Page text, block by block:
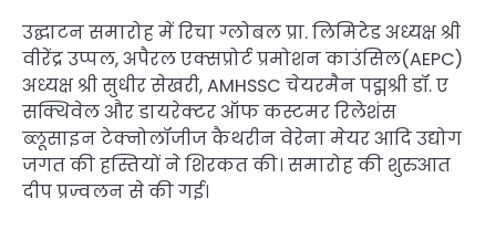
उद्घाटन समारोह में रिचा ग्लोबल प्रा. लिमिटेड अध्यक्ष श्री
वीरेंद्र उप्पल, अपैरल एक्सप्रोर्ट प्रमोशन काउंसिल(AEPC)
अध्यक्ष श्री सुधीर सेखरी, AMHSSC चेयरमैन पद्मश्री डॉ. ए
सक्थिवेल और डायरेक्टर ऑफ कस्टमर रिलेशंस
ब्लूसाइन टेक्नोलॉजीज कैथरीन वेरेना मेयर आदि उद्योग
जगत की हस्तियों ने शिरकत की। समारोह की शुरुआत
दीप प्रज्वलन से की गई।